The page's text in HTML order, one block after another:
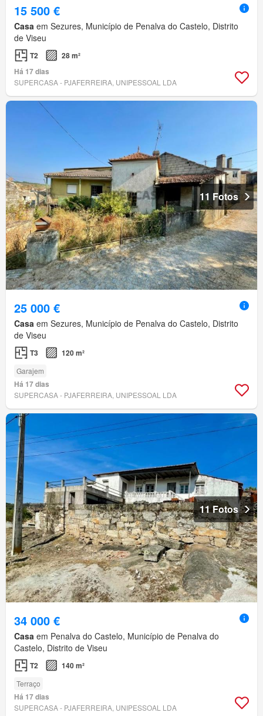
15 500 €
Casa em Sezures, Município de Penalva do Castelo, Distrito
de Viseu
T2
28 m²
Há 17 dias
SUPERCASA - PJAFERREIRA, UNIPESSOAL LDA
11 Fotos
25 000 €
Casa em Sezures, Município de Penalva do Castelo, Distrito
de Viseu
T3 120 m²
Garajem
Há 17 dias
SUPERCASA - PJAFERREIRA, UNIPESSOAL LDA
11 Fotos
34 000 €
Casa em Penalva do Castelo, Município de Penalva do
Castelo, Distrito de Viseu
T2 140 m²
Terraço
Há 17 dias
SUPERCASA - PJAFERREIRA, UNIPESSOAL LDA